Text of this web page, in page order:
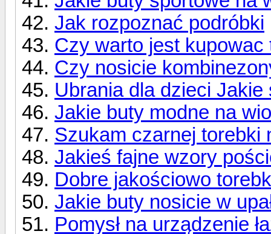
Jak rozpoznać podróbki
Czy warto jest
Czy nosicie
Ubrania dla dzieci Jakie
Jakie buty modne na
Szukam czarnej torebki
Jakieś fajne wzory
Dobre jakościowo
Jakie buty nosicie w
Pomysł na urządzenie